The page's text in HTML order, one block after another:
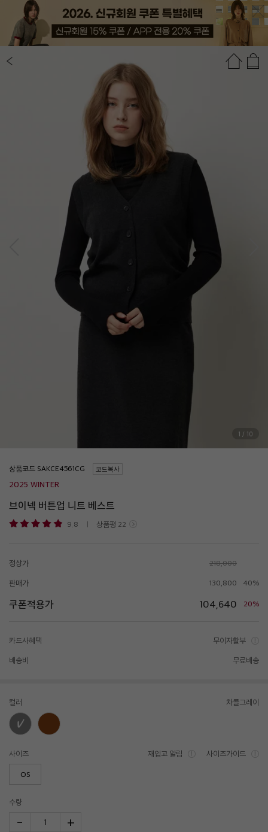
상품정보 추천상품
1 / 10
상품코드 코드복사
2025 WINTER
브이넥 버튼업 니트 베스트
9.8 상품평 22
정상가 218,000
판매가 130,800 40%
쿠폰적용가 104,640 20%
카드사혜택 무이자할부
배송비 무료배송
컬러 차콜그레이
사이즈 재입고 알림 사이즈가이드
OS
수량
- 1 +